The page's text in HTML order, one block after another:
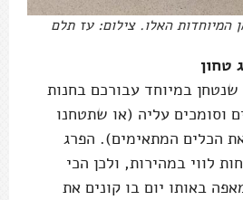
המיוחדות האלו. צילום: עז תלם
טחון
במיוחד עבורכם בחנות
וסומכים עליה (או שתטחנו
הכלים המתאימים). הפרג
לווי במהירות, ולכן הכי
באותו יום בו קונים את